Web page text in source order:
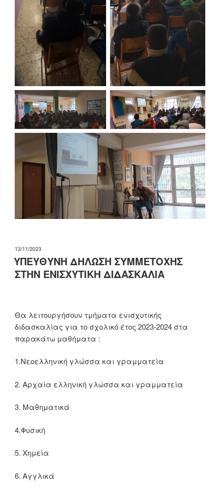
ΔΗΜΟΣΙΕΎΤΗΚΕ
ΣΤΙΣ
13/11/2023
ΥΠΕΥΘΥΝΗ ΔΗΛΩΣΗ ΣΥΜΜΕΤΟΧΗΣ
ΣΤΗΝ ΕΝΙΣΧΥΤΙΚΗ ΔΙΔΑΣΚΑΛΙΑ
Θα λειτουργήσουν τμήματα ενισχυτικής
διδασκαλίας για το σχολικό έτος 2023-2024 στα
παρακάτω μαθήματα :
1.Νεοελληνική γλώσσα και γραμματεία
2. Αρχαία ελληνική γλώσσα και γραμματεία
3. Μαθηματικά
4.Φυσική
5. Χημεία
6. Αγγλικά